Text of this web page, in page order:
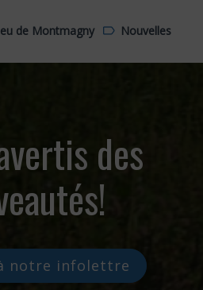
de Montmagny Nouvelles
des
notre infolettre